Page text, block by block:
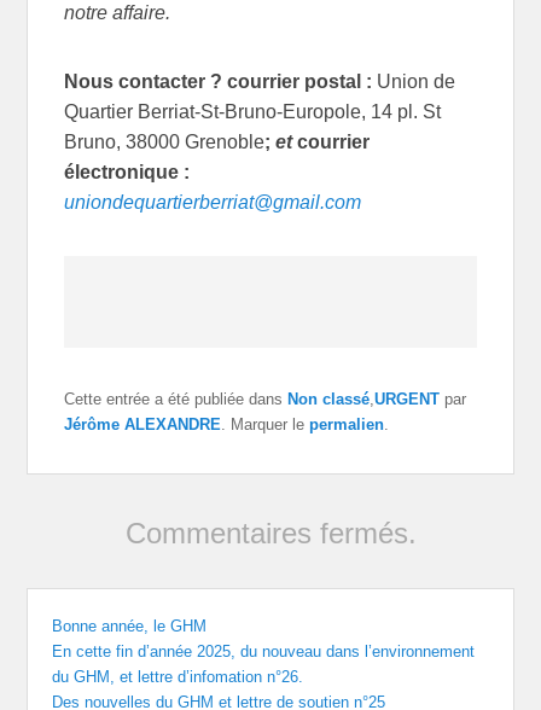
notre affaire.
Nous contacter ? courrier postal : Union de
Quartier Berriat-St-Bruno-Europole, 14 pl. St
Bruno, 38000 Grenoble; etcourrier
électronique :
uniondequartierberriat@gmail.com
Cette entrée a été publiée dans Non classé,URGENT par
Jérôme ALEXANDRE. Marquer lepermalien.
Commentaires fermés.
Bonne année, le GHM
En cette fin d’année 2025, du nouveau dans l’environnement
du GHM, et lettre d’infomation n°26.
Des nouvelles du GHM et lettre de soutien n°25